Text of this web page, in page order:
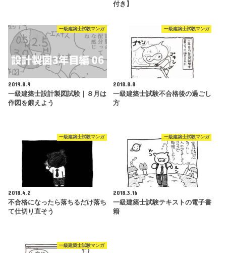
付き】
一級建築士試験マンガ
2019.8.9
一級建築士設計製図試験｜８月は
作図を鍛えよう
一級建築士試験マンガ
2018.8.8
一級建築士試験不合格後の過ごし
方
一級建築士試験マンガ
2018.4.2
不合格になったら落ちるだけ落ち
て仕切り直そう
一級建築士試験マンガ
2018.3.16
一級建築士試験テキストの電子書
籍
一級建築士試験マンガ